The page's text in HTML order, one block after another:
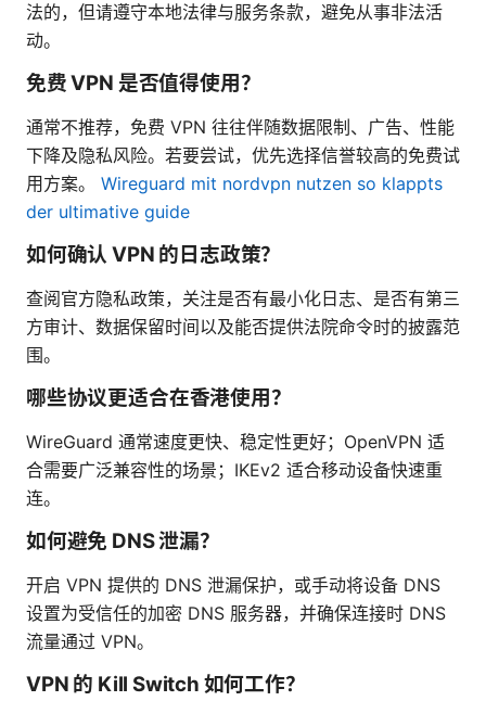
法的，但请遵守本地法律与服务条款，避免从事非法活
动。
免费 VPN 是否值得使用？
通常不推荐，免费 VPN 往往伴随数据限制、广告、性能
下降及隐私风险。若要尝试，优先选择信誉较高的免费试
用方案。 Wireguard mit nordvpn nutzen so klappts
der ultimative guide
如何确认 VPN 的日志政策？
查阅官方隐私政策，关注是否有最小化日志、是否有第三
方审计、数据保留时间以及能否提供法院命令时的披露范
围。
哪些协议更适合在香港使用？
WireGuard 通常速度更快、稳定性更好；OpenVPN 适
合需要广泛兼容性的场景；IKEv2 适合移动设备快速重
连。
如何避免 DNS 泄漏？
开启 VPN 提供的 DNS 泄漏保护，或手动将设备 DNS
设置为受信任的加密 DNS 服务器，并确保连接时 DNS
流量通过 VPN。
VPN 的 Kill Switch 如何工作？